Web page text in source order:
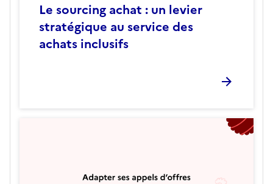
Le sourcing achat : un levier
stratégique au service des
achats inclusifs